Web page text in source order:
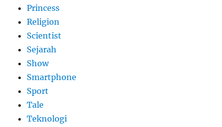
Princess
Religion
Scientist
Sejarah
Show
Smartphone
Sport
Tale
Teknologi